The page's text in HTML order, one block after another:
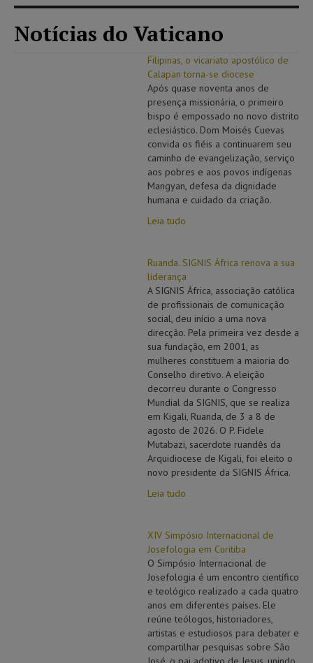
Notícias do Vaticano
Filipinas, o vicariato apostólico de
Calapan torna-se diocese
Após quase noventa anos de
presença missionária, o primeiro
bispo é empossado no novo distrito
eclesiástico. Dom Moisés Cuevas
convida os fiéis a continuarem seu
caminho de evangelização, serviço
aos pobres e aos povos indígenas
Mangyan, defesa da dignidade
humana e cuidado da criação.
Leia tudo
Ruanda. SIGNIS África renova a sua
liderança
A SIGNIS África, associação católica
de profissionais de comunicação
social, deu início a uma nova
direcção. Pela primeira vez desde a
sua fundação, em 2001, as
mulheres constituem a maioria do
Conselho diretivo. A eleição
decorreu durante o Congresso
Mundial da SIGNIS, que se realiza
em Kigali, Ruanda, de 3 a 8 de
agosto de 2026. O P. Fidele
Mutabazi, sacerdote ruandês da
Arquidiocese de Kigali, foi eleito o
novo presidente da SIGNIS África.
Leia tudo
XIV Simpósio Internacional de
Josefologia em Curitiba
O Simpósio Internacional de
Josefologia é um encontro científico
e teológico realizado a cada quatro
anos em diferentes países. Ele
reúne teólogos, historiadores,
artistas e estudiosos para debater e
compartilhar pesquisas sobre São